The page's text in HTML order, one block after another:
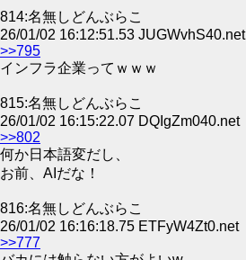
814:名無しどんぶらこ
26/01/02 16:12:51.53 JUGWvhS40.net
>>795
インフラ企業ってｗｗｗ
815:名無しどんぶらこ
26/01/02 16:15:22.07 DQIgZm040.net
>>802
何か日本語変だし、
お前、AIだな！
816:名無しどんぶらこ
26/01/02 16:16:18.75 ETFyW4Zt0.net
>>777